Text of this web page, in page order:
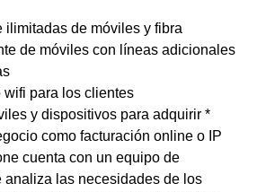
ilimitadas de móviles y fibra
de móviles con líneas adicionales
wifi para los clientes
y dispositivos para adquirir *
como facturación online o IP
cuenta con un equipo de
analiza las necesidades de los